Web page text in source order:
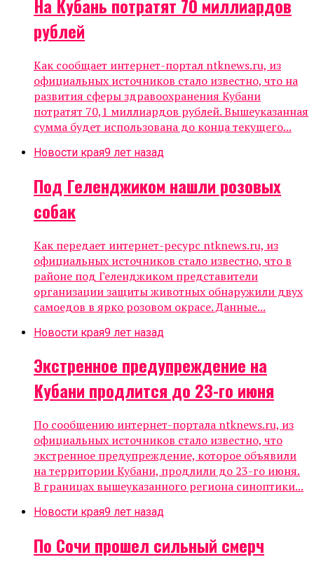
На Кубань потратят 70 миллиардов
рублей
Как сообщает интернет-портал ntknews.ru, из
официальных источников стало известно, что на
развития сферы здравоохранения Кубани
потратят 70,1 миллиардов рублей. Вышеуказанная
сумма будет использована до конца текущего...
Новости края9 лет назад
Под Геленджиком нашли розовых
собак
Как передает интернет-ресурс ntknews.ru, из
официальных источников стало известно, что в
районе под Геленджиком представители
организации защиты животных обнаружили двух
самоедов в ярко розовом окрасе. Данные...
Новости края9 лет назад
Экстренное предупреждение на
Кубани продлится до 23-го июня
По сообщению интернет-портала ntknews.ru, из
официальных источников стало известно, что
экстренное предупреждение, которое объявили
на территории Кубани, продлили до 23-го июня.
В границах вышеуказанного региона синоптики...
Новости края9 лет назад
По Сочи прошел сильный смерч